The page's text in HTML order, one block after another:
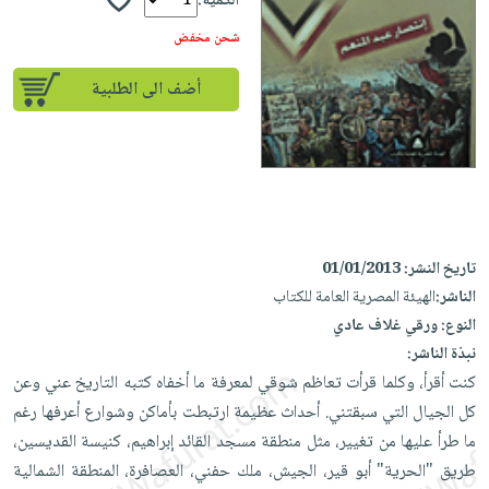
إختياراتنا
كتب
أكاديمية
صندوق
القراءة
iKitab
بلا
حدود
أسئلة
يتكرر
على
Android
تحميل
iKitab
على
Apple
أسئلة
يتكرر
طرحها
تحميل
masmu3
على
masmu3
على
Apple
المواضيع
الأكثر
مبيعاً
وسائل
تعليمية
جوائز
تعليمية
الصحة
والعناية
الشخصية
جديد
العناية
الشخصية
العناية
وتصفيف
الشعر
العناية
بالجسم
المطبخ
والسفرة
جديد
الكل
أواني
الطهي
أدوات
متجر
الهدايا
أقسام
شحن مخفض
أضف الى الطلبية
تاريخ النشر:01/01/2013
الناشر:الهيئة المصرية العامة للكتاب
النوع:ورقي غلاف عادي
نبذة الناشر:
كنت أقرأ، وكلما قرأت تعاظم شوقي لمعرفة ما أخفاه كتبه التاريخ عني وعن
كل الجيال التي سبقتني. أحداث عظيمة ارتبطت بأماكن وشوارع أعرفها رغم
ما طرأ عليها من تغيير، مثل منطقة مسجد القائد إبراهيم، كنيسة القديسين،
طريق "الحرية" أبو قير، الجيش، ملك حفني، العصافرة، المنطقة الشمالية